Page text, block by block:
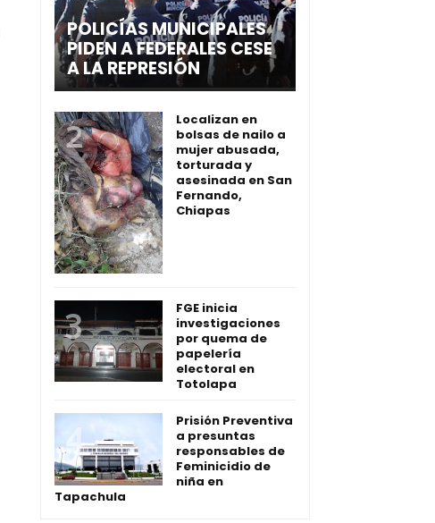
POLICÍAS MUNICIPALES
PIDEN A FEDERALES CESE
A LA REPRESIÓN
Localizan en
bolsas de nailo a
mujer abusada,
torturada y
asesinada en San
Fernando,
Chiapas
FGE inicia
investigaciones
por quema de
papelería
electoral en
Totolapa
Prisión Preventiva
a presuntas
responsables de
Feminicidio de
niña en
Tapachula